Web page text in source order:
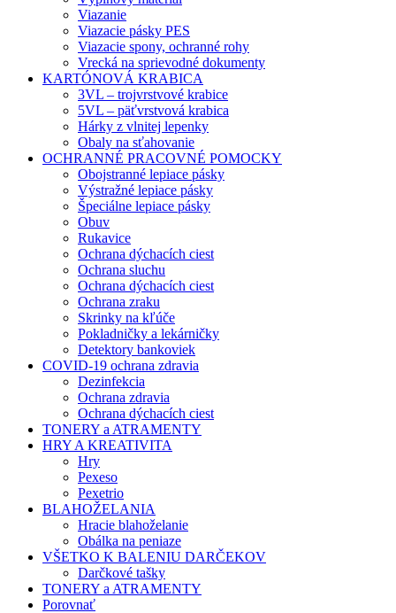
Viazanie
Viazacie pásky PES
Viazacie spony, ochranné rohy
Vrecká na sprievodné dokumenty
KARTÓNOVÁ KRABICA
3VL – trojvrstvové krabice
5VL – päťvrstvová krabica
Hárky z vlnitej lepenky
Obaly na sťahovanie
OCHRANNÉ PRACOVNÉ POMOCKY
Obojstranné lepiace pásky
Výstražné lepiace pásky
Špeciálne lepiace pásky
Obuv
Rukavice
Ochrana dýchacích ciest
Ochrana sluchu
Ochrana dýchacích ciest
Ochrana zraku
Skrinky na kľúče
Pokladničky a lekárničky
Detektory bankoviek
COVID-19 ochrana zdravia
Dezinfekcia
Ochrana zdravia
Ochrana dýchacích ciest
TONERY a ATRAMENTY
HRY A KREATIVITA
Hry
Pexeso
Pexetrio
BLAHOŽELANIA
Hracie blahoželanie
Obálka na peniaze
VŠETKO K BALENIU DARČEKOV
Darčkové tašky
TONERY a ATRAMENTY
Porovnať